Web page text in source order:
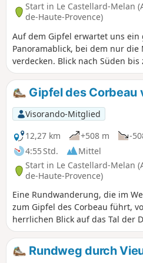
Start in Le Castellard-Melan
de-Haute-Provence)
Auf dem Gipfel erwartet uns ein
Panoramablick, bei dem nur die
verdecken. Blick nach Süden
den Berg Lure, den Mont
de Bure, das Tal der Blanche in
Kontrast zwischen dem
Süden und dem kälteren
Gipfel des Corbeau
Visorando-Mitglied
12,27 km
+508 m
-
4:55 Std.
Mittel
Start in Le Castellard-Melan
de-Haute-Provence)
Eine Rundwanderung, die im
zum Gipfel des Corbeau führt,
herrlichen Blick auf das Tal der
Monges hat. Die Route
offenen Landschaften und
Schwierigkeiten zu bewältigen.
Rundweg durch